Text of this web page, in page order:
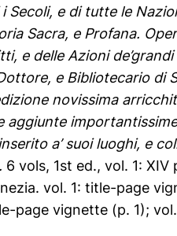
Secoli, e di tutte le
Sacra, e Profana.
e delle Azioni
e Bibliotecario di
novissima
aggiunte
a’ suoi luoghi, e
6 vols, 1st ed., vol. 1:
vol. 1: title-page
page vignette (p. 1);